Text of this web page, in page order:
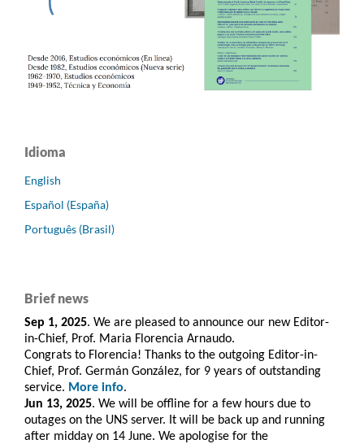
Idioma
English
Español (España)
Português (Brasil)
Brief news
Sep 1, 2025. We are pleased to announce our new Editor-
in-Chief, Prof. Maria Florencia Arnaudo.
Congrats to Florencia! Thanks to the outgoing Editor-in-
Chief, Prof. Germán González, for 9 years of outstanding
service. More info.
Jun 13, 2025. We will be offline for a few hours due to
outages on the UNS server. It will be back up and running
after midday on 14 June. We apologise for the